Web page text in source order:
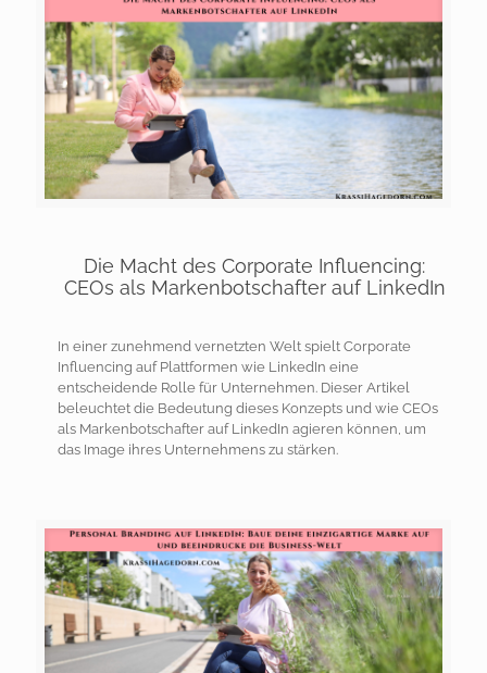
Die Macht des Corporate Influencing:
CEOs als Markenbotschafter auf LinkedIn
In einer zunehmend vernetzten Welt spielt Corporate
Influencing auf Plattformen wie LinkedIn eine
entscheidende Rolle für Unternehmen. Dieser Artikel
beleuchtet die Bedeutung dieses Konzepts und wie CEOs
als Markenbotschafter auf LinkedIn agieren können, um
das Image ihres Unternehmens zu stärken.